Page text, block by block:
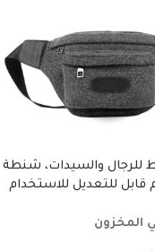
والسيدات، شنطة
للتعديل للاستخدام
طويلة، وركوب
المخزون